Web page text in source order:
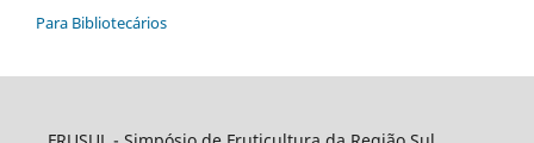
Para Bibliotecários